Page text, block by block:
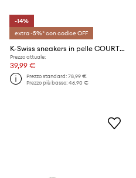
-14%
extra -5%* con codice OFF
K-Swiss sneakers in pelle COURT TIEBREAK
Prezzo attuale:
39,99 €
Prezzo standard:78,99 €
Prezzo più basso:46,90 €